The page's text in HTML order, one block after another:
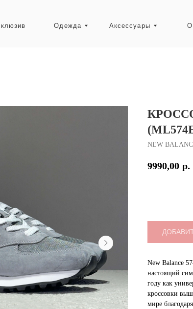
Аксессуары
NEW
9990,00 р.
New Balance
настоящий
году как
кроссовки
мире